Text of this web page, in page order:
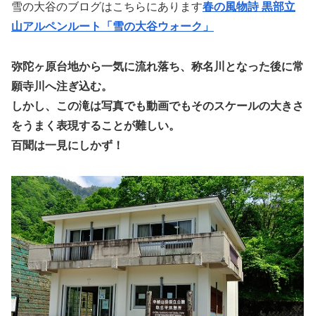
雪の大谷のブログはこちらにあります春の風物詩 黒部立
山アルペンルート「雪の大谷ウォーク」
弥陀ヶ原台地から一気に流れ落ち、称名川となった後に常
願寺川へ注ぎ込む。
しかし、この滝は写真でも動画でもそのスケールの大きさ
をうまく表現することが難しい。
百聞は一見にしかず！